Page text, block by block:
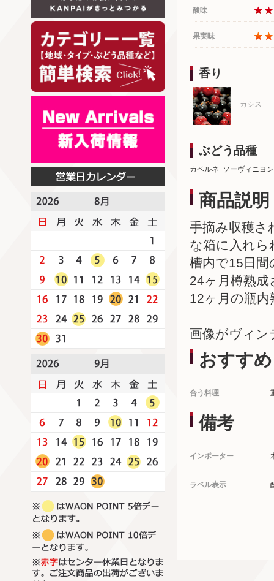
酸味
果実味
香り
カシス
ぶどう品種
カベルネ･ソーヴィニヨ
商品説明
手摘み収穫さ
な箱に入れ
槽内で15日
24ヶ月樽熟
12ヶ月の瓶
画像がヴィン
おすすめ
合う料理
備考
インポーター
ラベル表示